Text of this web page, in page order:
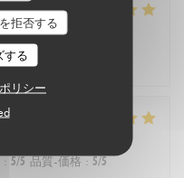
拒否する
する
リシー
: 5 /5
: 5/5 品質-価格: 5/5